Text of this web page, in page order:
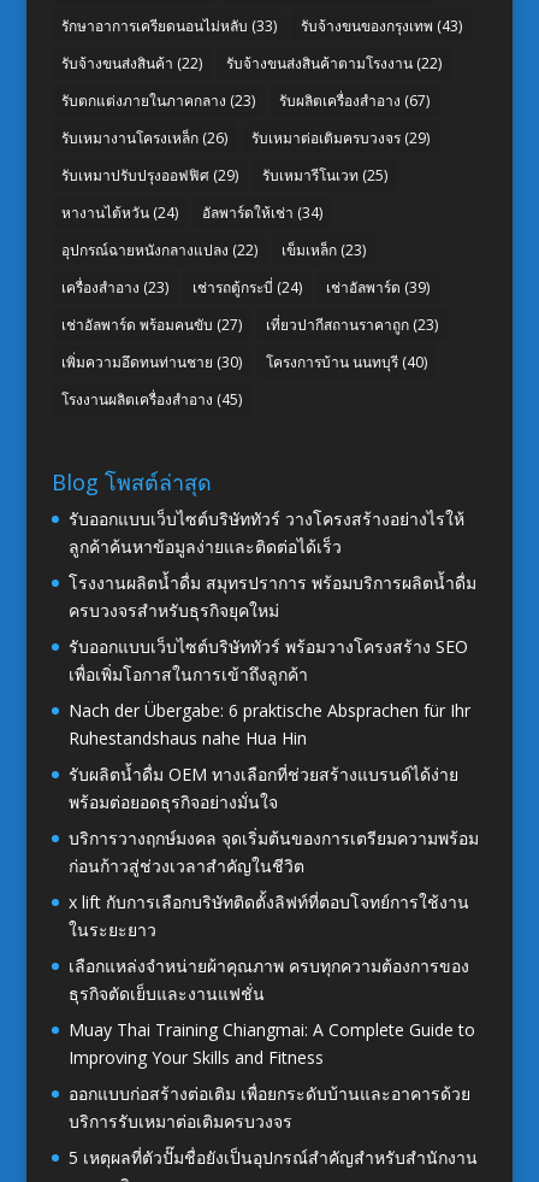
รักษาอาการเครียดนอนไม่หลับ (33) รับจ้างขนของกรุงเทพ (43)
รับจ้างขนส่งสินค้า (22) รับจ้างขนส่งสินค้าตามโรงงาน(22)
รับตกแต่งภายในภาคกลาง (23) รับผลิตเครื่องสำอาง (67)
รับเหมางานโครงเหล็ก(26) รับเหมาต่อเติมครบวงจร(29)
รับเหมาปรับปรุงออฟฟิศ(29) รับเหมารีโนเวท (25)
หางานไต้หวัน(24) อัลพาร์ดให้เช่า (34)
อุปกรณ์ฉายหนังกลางแปลง (22) เข็มเหล็ก(23)
เครื่องสำอาง (23) เช่ารถตู้กระบี่ (24) เช่าอัลพาร์ด (39)
เช่าอัลพาร์ด พร้อมคนขับ (27) เที่ยวปากีสถานราคาถูก(23)
เพิ่มความอึดทนท่านชาย (30) โครงการบ้าน นนทบุรี(40)
โรงงานผลิตเครื่องสำอาง (45)
Blog โพสต์ล่าสุด
รับออกแบบเว็บไซต์บริษัททัวร์ วางโครงสร้างอย่างไรให้
ลูกค้าค้นหาข้อมูลง่ายและติดต่อได้เร็ว
โรงงานผลิตน้ำดื่ม สมุทรปราการ พร้อมบริการผลิตน้ำดื่ม
ครบวงจรสำหรับธุรกิจยุคใหม่
รับออกแบบเว็บไซต์บริษัททัวร์ พร้อมวางโครงสร้าง SEO
เพื่อเพิ่มโอกาสในการเข้าถึงลูกค้า
Nach der Übergabe: 6 praktische Absprachen für Ihr
Ruhestandshaus nahe Hua Hin
รับผลิตน้ำดื่ม OEM ทางเลือกที่ช่วยสร้างแบรนด์ได้ง่าย
พร้อมต่อยอดธุรกิจอย่างมั่นใจ
บริการวางฤกษ์มงคล จุดเริ่มต้นของการเตรียมความพร้อม
ก่อนก้าวสู่ช่วงเวลาสำคัญในชีวิต
x lift กับการเลือกบริษัทติดตั้งลิฟท์ที่ตอบโจทย์การใช้งาน
ในระยะยาว
เลือกแหล่งจำหน่ายผ้าคุณภาพ ครบทุกความต้องการของ
ธุรกิจตัดเย็บและงานแฟชั่น
Muay Thai Training Chiangmai: A Complete Guide to
Improving Your Skills and Fitness
ออกแบบก่อสร้างต่อเติม เพื่อยกระดับบ้านและอาคารด้วย
บริการรับเหมาต่อเติมครบวงจร
5 เหตุผลที่ตัวปั๊มชื่อยังเป็นอุปกรณ์สำคัญสำหรับสำนักงาน